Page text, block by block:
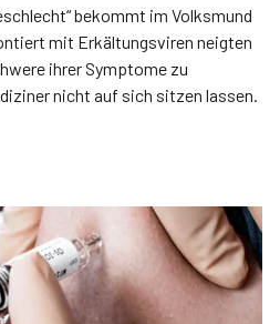
bekommt im Volksmund
mit Erkältungsviren neigten
ihrer Symptome zu
nicht auf sich sitzen lassen.